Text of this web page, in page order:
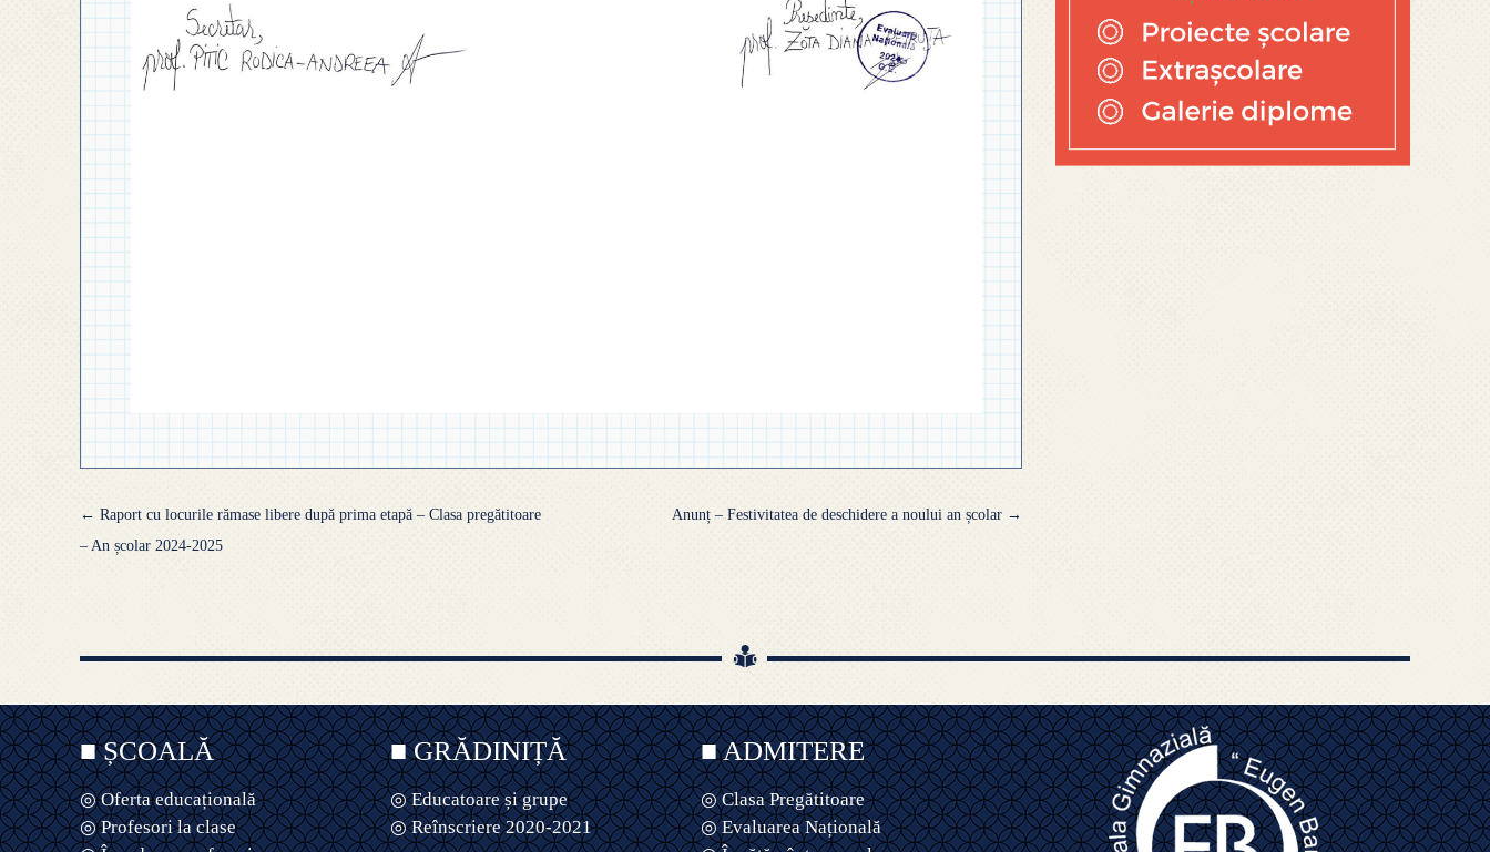
Navigare
articole
← Raport cu locurile rămase libere după prima etapă – Clasa pregătitoare
– An școlar 2024-2025
Anunț – Festivitatea de deschidere a noului an școlar →
■ ȘCOALĂ
◎ Oferta educațională
◎ Profesori la clase
■ GRĂDINIȚĂ
◎ Educatoare și grupe
◎ Reînscriere 2020-2021
■ ADMITERE
◎ Clasa Pregătitoare
◎ Evaluarea Națională